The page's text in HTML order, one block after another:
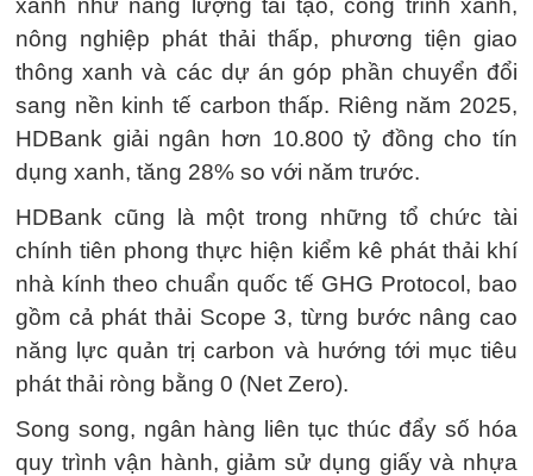
xanh như năng lượng tái tạo, công trình xanh,
nông nghiệp phát thải thấp, phương tiện giao
thông xanh và các dự án góp phần chuyển đổi
sang nền kinh tế carbon thấp. Riêng năm 2025,
HDBank giải ngân hơn 10.800 tỷ đồng cho tín
dụng xanh, tăng 28% so với năm trước.
HDBank cũng là một trong những tổ chức tài
chính tiên phong thực hiện kiểm kê phát thải khí
nhà kính theo chuẩn quốc tế GHG Protocol, bao
gồm cả phát thải Scope 3, từng bước nâng cao
năng lực quản trị carbon và hướng tới mục tiêu
phát thải ròng bằng 0 (Net Zero).
Song song, ngân hàng liên tục thúc đẩy số hóa
quy trình vận hành, giảm sử dụng giấy và nhựa